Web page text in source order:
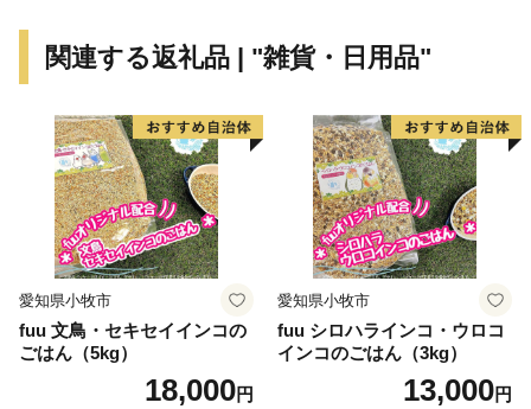
関連する返礼品 | "雑貨・日用品"
愛知県小牧市
fuu 文鳥・セキセイインコの
ごはん（5kg）
18,000円
愛知県小牧市
fuu シロハラインコ・ウロコ
インコのごはん（3kg）
13,000円